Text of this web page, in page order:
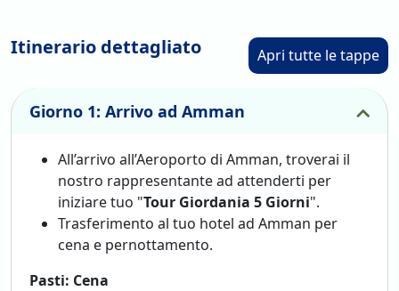
Itinerario dettagliato Apri tutte le tappe
Giorno 1: Arrivo ad Amman
All’arrivo all’Aeroporto di Amman, troverai il
nostro rappresentante ad attenderti per
iniziare tuo "Tour Giordania 5 Giorni".
Trasferimento al tuo hotel ad Amman per
cena e pernottamento.
Pasti: Cena